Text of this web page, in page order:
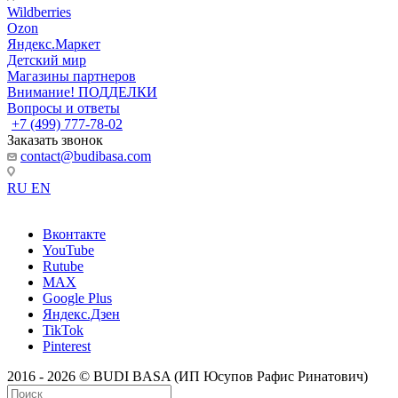
Wildberries
Ozon
Яндекс.Маркет
Детский мир
Магазины партнеров
Внимание! ПОДДЕЛКИ
Вопросы и ответы
+7 (499) 777-78-02
Заказать звонок
contact@budibasa.com
RU EN
Вконтакте
YouTube
Rutube
MAX
Google Plus
Яндекс.Дзен
TikTok
Pinterest
2016 - 2026 © BUDI BASA (ИП Юсупов Рафис Ринатович)